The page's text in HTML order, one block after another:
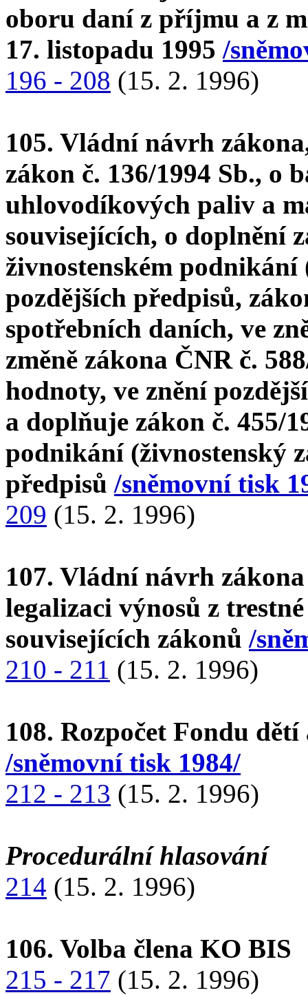
oboru daní z příjmu a z
17. listopadu 1995 /
196 - 208 (15. 2. 1996)
105. Vládní návrh
zákon č. 136/1994 Sb., o
uhlovodíkových paliv a
souvisejících, o doplnění
živnostenském podnikání
pozdějších předpisů,
spotřebních daních, ve
změně zákona ČNR č.
hodnoty, ve znění
a doplňuje zákon č. 455/
podnikání (živnostenský
předpisů /sněmovní tisk
209 (15. 2. 1996)
107. Vládní návrh
legalizaci výnosů z
souvisejících zákonů /
210 - 211 (15. 2. 1996)
108. Rozpočet Fondu
/sněmovní tisk 1984/
212 - 213 (15. 2. 1996)
Procedurální hlasování
214 (15. 2. 1996)
106. Volba člena KO BIS
215 - 217 (15. 2. 1996)